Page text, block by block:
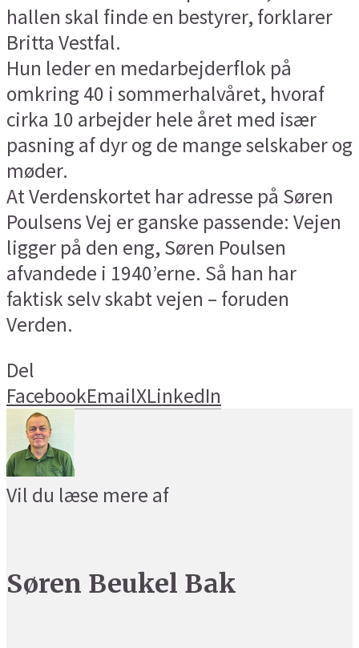
hallen skal finde en bestyrer, forklarer
Britta Vestfal.
Hun leder en medarbejderflok på
omkring 40 i sommerhalvåret, hvoraf
cirka 10 arbejder hele året med især
pasning af dyr og de mange selskaber og
møder.
At Verdenskortet har adresse på Søren
Poulsens Vej er ganske passende: Vejen
ligger på den eng, Søren Poulsen
afvandede i 1940’erne. Så han har
faktisk selv skabt vejen – foruden
Verden.
Del
FacebookEmailXLinkedIn
Vil du læse mere af
Søren Beukel Bak